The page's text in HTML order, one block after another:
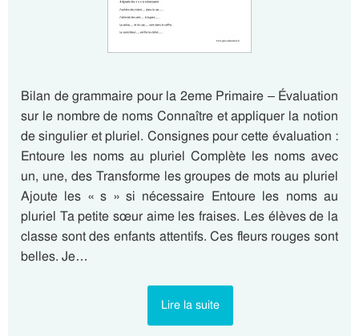
Bilan de grammaire pour la 2eme Primaire – Évaluation
sur le nombre de noms Connaître et appliquer la notion
de singulier et pluriel. Consignes pour cette évaluation :
Entoure les noms au pluriel Complète les noms avec
un, une, des Transforme les groupes de mots au pluriel
Ajoute les « s » si nécessaire Entoure les noms au
pluriel Ta petite sœur aime les fraises. Les élèves de la
classe sont des enfants attentifs. Ces fleurs rouges sont
belles. Je…
Lire la suite